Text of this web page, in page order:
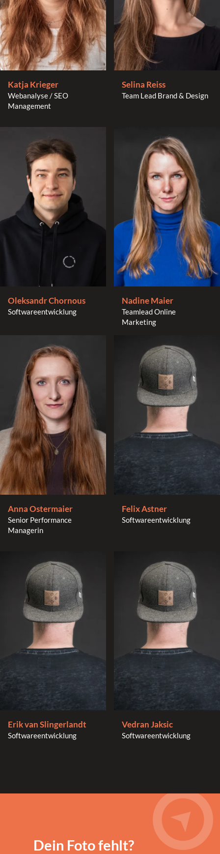
Katja Krieger
Webanalyse / SEO
Management
Selina Reiss
Team Lead Brand & Design
Oleksandr Chornous
Softwareentwicklung
Nadine Maier
Teamlead Online
Marketing
Anna Ostermaier
Senior Performance
Managerin
Felix Astner
Softwareentwicklung
Erik van Slingerlandt
Softwareentwicklung
Vedran Jaksic
Softwareentwicklung
Dein Foto fehlt?